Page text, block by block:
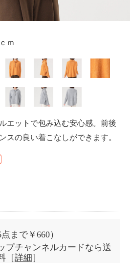
ｍ
エットで包み込む安心感。前後
スの良い着こなしができます。
点まで￥660）
プチャンネルカードなら送
［詳細 ］